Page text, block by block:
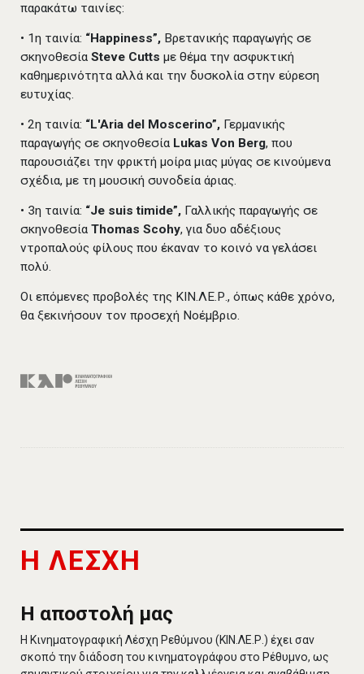
παρακάτω ταινίες:
• 1η ταινία: “Happiness”, Βρετανικής παραγωγής σε
σκηνοθεσία Steve Cutts με θέμα την ασφυκτική
καθημερινότητα αλλά και την δυσκολία στην εύρεση
ευτυχίας.
• 2η ταινία: “L'Aria del Moscerino”, Γερμανικής
παραγωγής σε σκηνοθεσία Lukas Von Berg, που
παρουσιάζει την φρικτή μοίρα μιας μύγας σε κινούμενα
σχέδια, με τη μουσική συνοδεία άριας.
• 3η ταινία: “Je suis timide”, Γαλλικής παραγωγής σε
σκηνοθεσία Thomas Scohy, για δυο αδέξιους
ντροπαλούς φίλους που έκαναν το κοινό να γελάσει
πολύ.
Οι επόμενες προβολές της ΚΙΝ.ΛΕ.Ρ., όπως κάθε χρόνο,
θα ξεκινήσουν τον προσεχή Νοέμβριο.
Η ΛΕΣΧΗ
Η αποστολή μας
Η Κινηματογραφική Λέσχη Ρεθύμνου (ΚΙΝ.ΛΕ.Ρ.) έχει σαν
σκοπό την διάδοση του κινηματογράφου στο Ρέθυμνο, ως